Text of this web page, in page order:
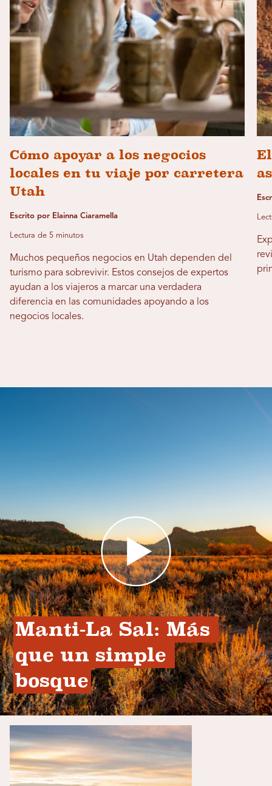
Cómo apoyar a los negocios
locales en tu viaje por carretera
Utah
Escrito por Elainna Ciaramella
Lectura de 5 minutos
Muchos pequeños negocios en Utah dependen del
turismo para sobrevivir. Estos consejos de expertos
ayudan a los viajeros a marcar una verdadera
diferencia en las comunidades apoyando a los
negocios locales.
Manti-La Sal: Más
que un simple
bosque